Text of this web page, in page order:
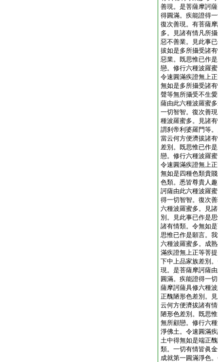
善現。是菩薩摩訶
得圓滿。疾能證得
復次善現。有菩薩
多。見諸有情凡所
惡不善業。見此事
拔如是多所攝受諸
惡業。既思惟已作
戀。修行六種波羅
令速圓滿疾證無上
無如是多所攝受諸
聲等無所攝受不生
薩由此六種波羅蜜
一切智智。復次善
種波羅蜜多。見諸
謂刹帝利婆羅門等
當云何方便濟拔諸
差別。既思惟已作
戀。修行六種波羅
令速圓滿疾證無上
無如是四種色類貴
色類。悉皆尊貴人
訶薩由此六種波羅
得一切智智。復次
六種波羅蜜多。見
別。見此事已作是
諸有情類。令無如
思惟已作是願言。
六種波羅蜜多。成
滿疾證無上正等菩
下中上品家族差別
現。是菩薩摩訶薩
圓滿。疾能證得一
薩摩訶薩具修六種
正醜陋形色差別。
云何方便濟拔諸有
陋形色差別。既思
無所顧戀。修行六
淨佛土。令速圓滿
土中得無如是端正
類。一切有情皆眞
成就第一圓滿淨色